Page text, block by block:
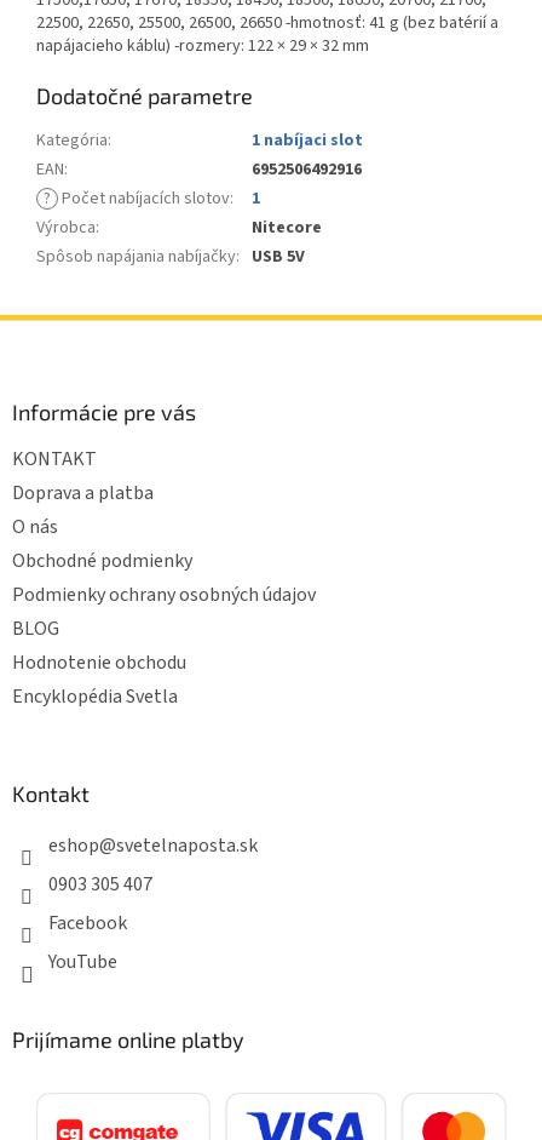
22500, 22650, 25500, 26500, 26650 -hmotnosť: 41 g (bez batérií a
napájacieho káblu) -rozmery: 122 × 29 × 32 mm
Dodatočné parametre
Kategória:
1 nabíjaci slot
EAN:
6952506492916
? Počet nabíjacích slotov:
1
Výrobca:
Nitecore
Spôsob napájania nabíjačky: USB 5V
Informácie pre vás
KONTAKT
Doprava a platba
O nás
Obchodné podmienky
Podmienky ochrany osobných údajov
BLOG
Hodnotenie obchodu
Encyklopédia Svetla
Kontakt
eshop@svetelnaposta.sk
0903 305 407
Facebook
YouTube
Prijímame online platby